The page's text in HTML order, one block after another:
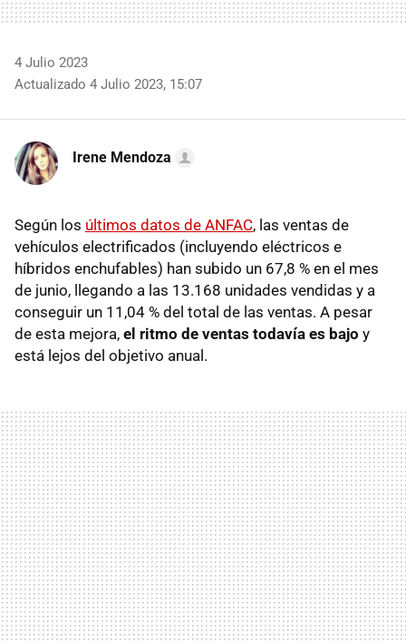
4 Julio 2023
Actualizado 4 Julio 2023, 15:07
Irene Mendoza
Según los últimos datos de ANFAC, las ventas de
vehículos electrificados (incluyendo eléctricos e
híbridos enchufables) han subido un 67,8 % en el mes
de junio, llegando a las 13.168 unidades vendidas y a
conseguir un 11,04 % del total de las ventas. A pesar
de esta mejora, el ritmo de ventas todavía es bajo y
está lejos del objetivo anual.